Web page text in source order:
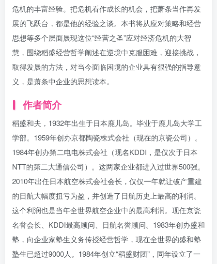
危机的丰富经验。把危机看作成长的机会，把萧条当作再发
展的飞跃台，都是他的经验之谈。本书将从应对策略和经营
思想等多个层面展现这位“经营之圣”应对经济危机的大智
慧，围绕稻盛经营哲学阐述在逆境中克服困难，迎接挑战，
取得发展的方法，对当今面临困境的企业具有很强的指导意
义，是萧条中企业的思想读本。
作者简介
稻盛和夫，1932年出生于日本鹿儿岛。毕业于鹿儿岛大学工
学部。1959年创办京都陶瓷株式会社（现在的京瓷公司）。
1984年创办第二电电株式会社（现名KDDI，是仅次于日本
NTT的第二大通信公司）。这两家企业都进入过世界500强。
2010年出任日本航空株式会社会长，仅仅一年就让破产重建
的日航大幅度扭亏为盈，并创造了日航历史上最高的利润。
这个利润也是当年全世界航空企业中的最高利润。现任京瓷
名誉会长、KDDI最高顾问、日航名誉顾问。1983年创办盛和
塾，向企业家塾生义务传授经营哲学，现在全世界的盛和塾
塾生已超过9000人。1984年创立“稻盛财团”，同年设立了一